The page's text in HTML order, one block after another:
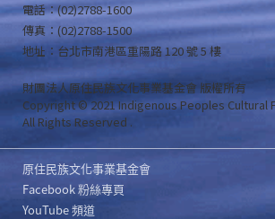
電話：(02)2788-1600
傳真：(02)2788-1500
地址：台北市南港區重陽路 120 號 5 樓
財團法人原住民族文化事業基金會 版權所有
Copyright © 2021 Indigenous Peoples Cultural
All Rights Reserved .
原住民族文化事業基金會
Facebook 粉絲專頁
YouTube 頻道